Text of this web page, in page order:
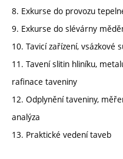
8. Exkurse do provozu
9. Exkurse do slévárny
10. Tavicí zařízení, vsázkové
11. Tavení slitin hliníku,
rafinace taveniny
12. Odplynění taveniny,
analýza
13. Praktické vedení taveb